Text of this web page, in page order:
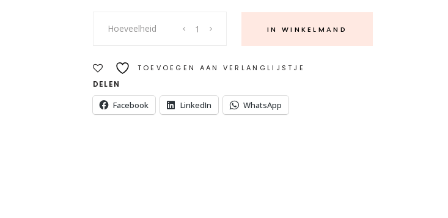
céramique
parent
enfant
quantity
Hoeveelheid IN WINKELMAND
TOEVOEGEN AAN VERLANGLIJSTJE
DELEN
Facebook LinkedIn WhatsApp